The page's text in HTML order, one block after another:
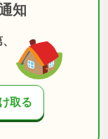
知
取る